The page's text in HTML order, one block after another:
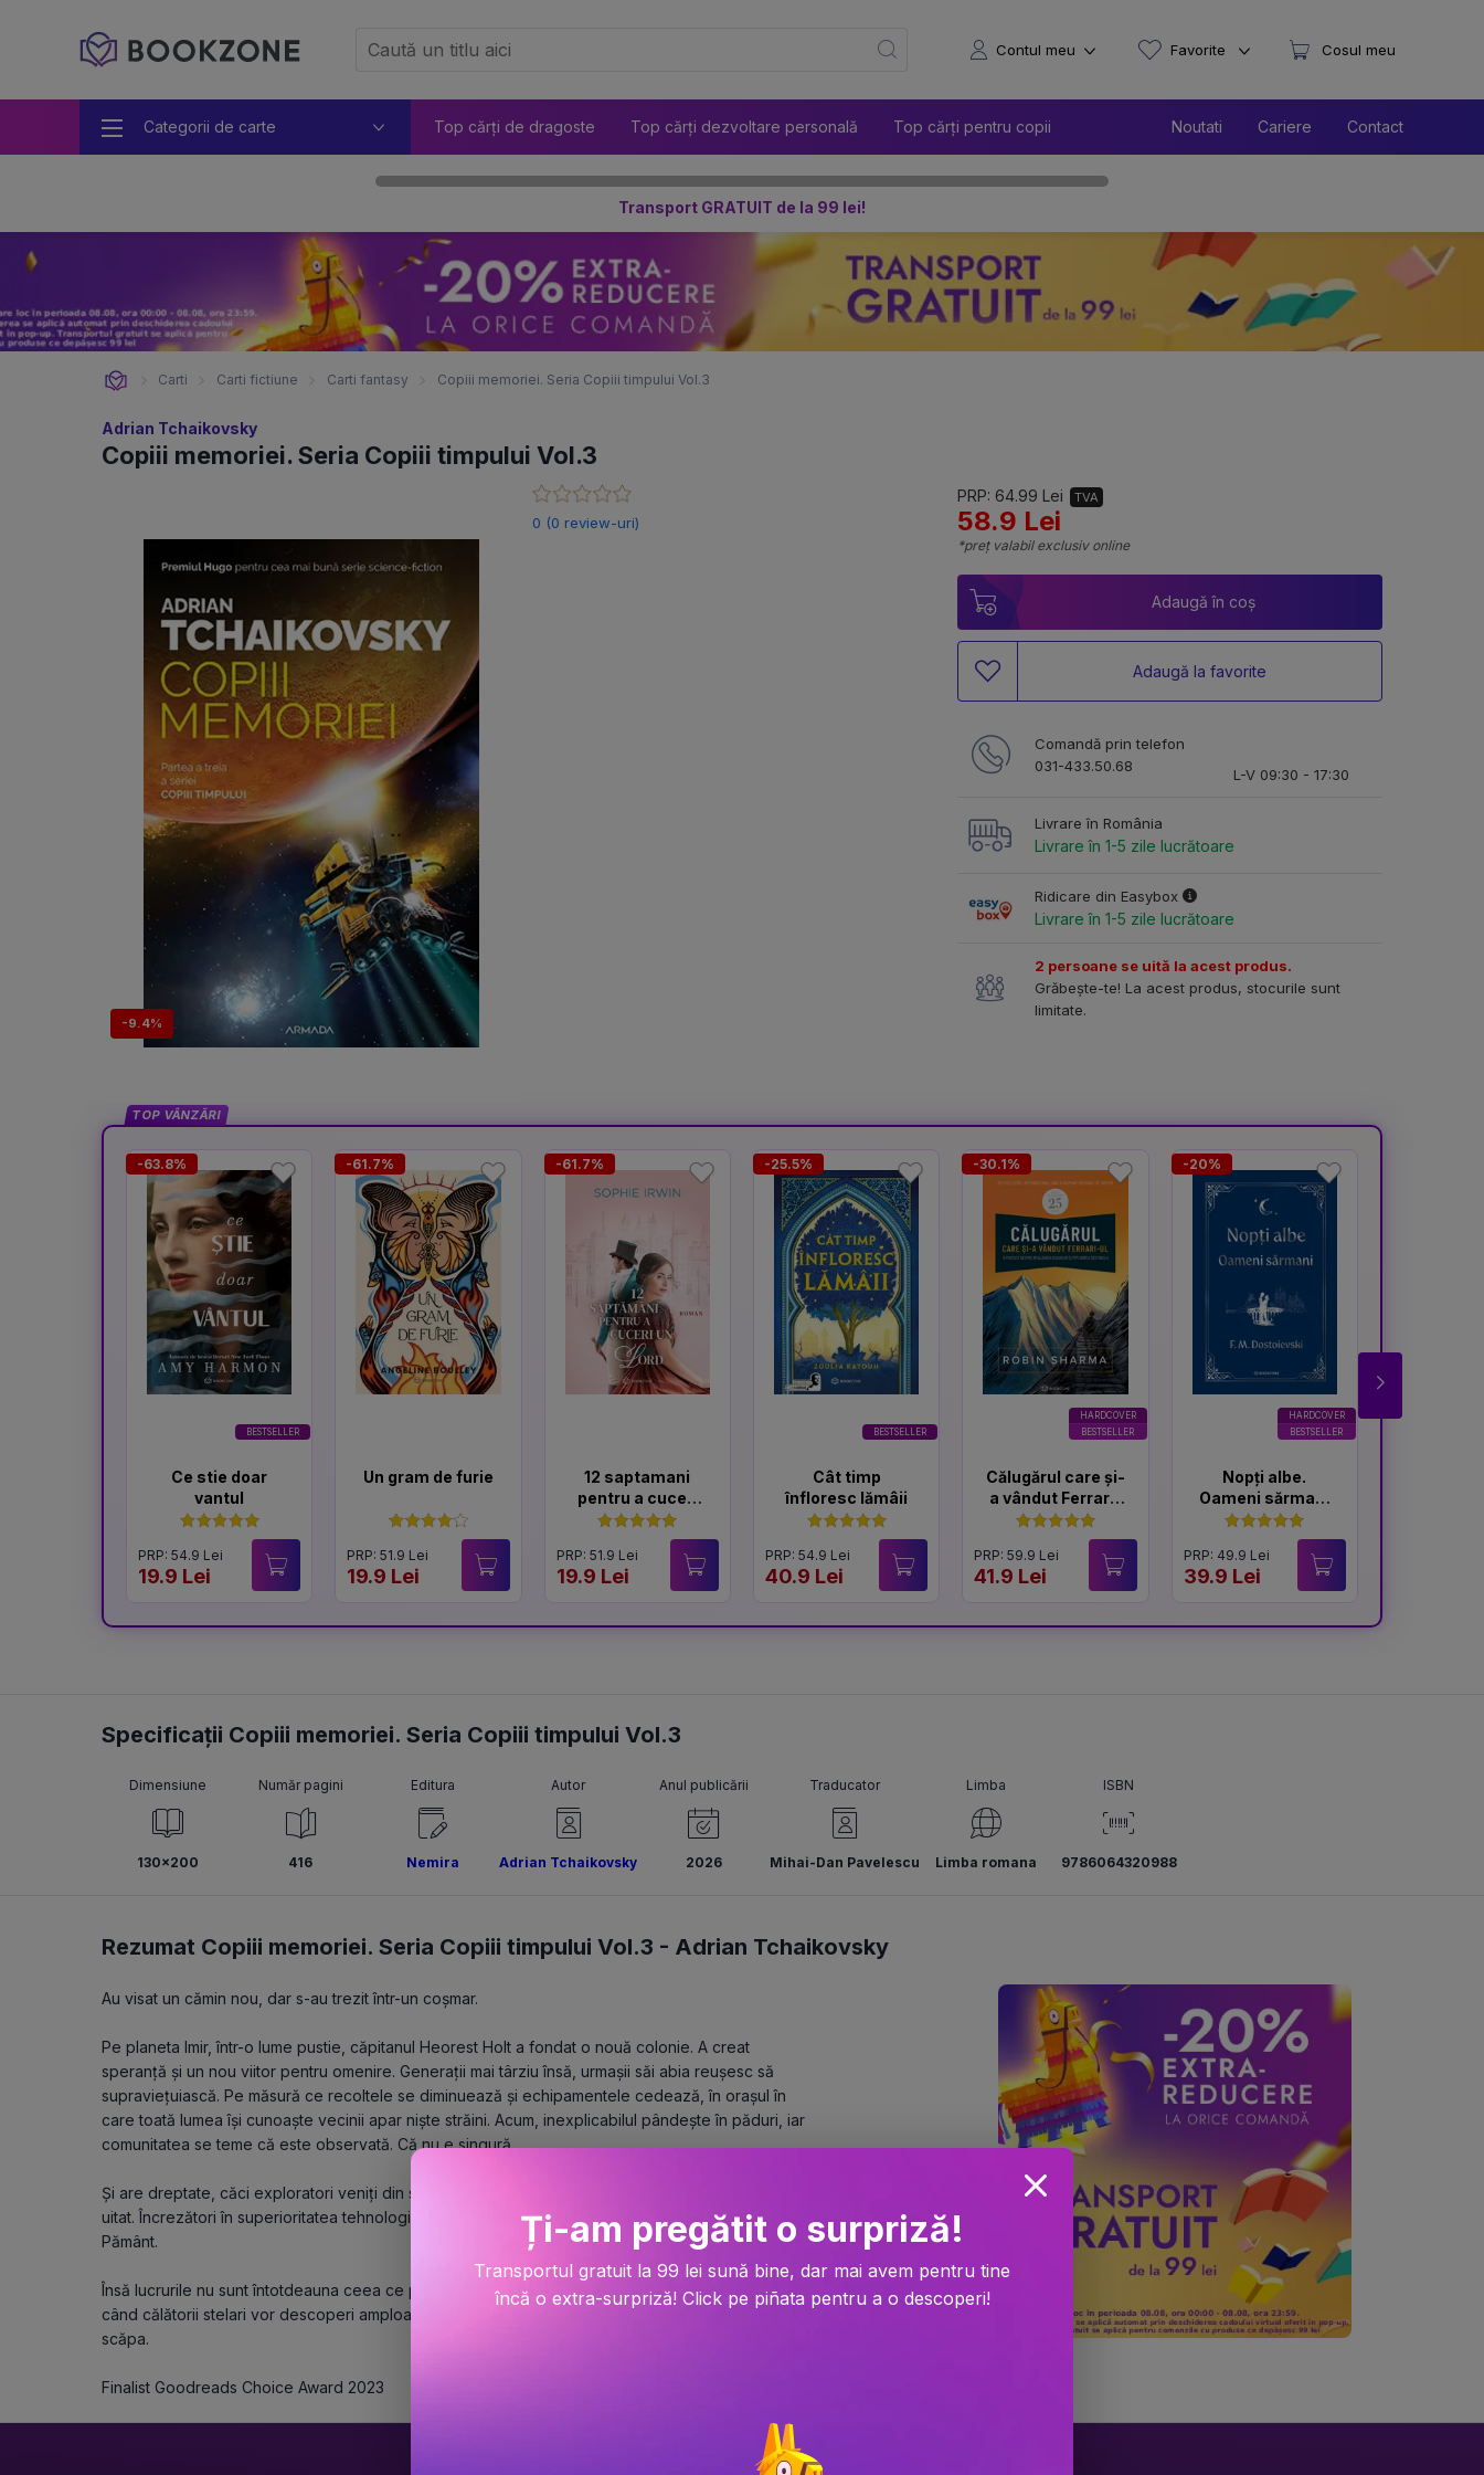
Categorii de carte Top cărți de dragoste Top cărți dezvoltare personală Top cărți pentru copii Noutati Cariere Contact
Contul meu Favorite Cosul meu
Transport GRATUIT de la 99 lei!
Carti Carti fictiune Carti fantasy Copiii memoriei. Seria Copiii timpului Vol.3
Adrian Tchaikovsky
Copiii memoriei. Seria Copiii timpului Vol.3
-9.4%
0 (0 review-uri)
PRP: 64.99 Lei TVA
58.9 Lei
*preț valabil exclusiv online
Adaugă în coș
Adaugă la favorite
Comandă prin telefon
031-433.50.68
L-V 09:30 - 17:30
Livrare în România
Livrare în 1-5 zile lucrătoare
Ridicare din Easybox
Livrare în 1-5 zile lucrătoare
2 persoane se uită la acest produs.
Grăbește-te! La acest produs, stocurile sunt
limitate.
TOP VÂNZĂRI
BESTSELLER
-63.8%
Ce stie doar
vantul
PRP: 54.9 Lei
19.9 Lei
-61.7%
Un gram de furie
PRP: 51.9 Lei
19.9 Lei
-61.7%
12 saptamani
pentru a cuceri
un Lord
PRP: 51.9 Lei
19.9 Lei
BESTSELLER
-25.5%
Cât timp
înfloresc lămâii
PRP: 54.9 Lei
40.9 Lei
HARDCOVER
BESTSELLER
-30.1%
Călugărul care și-
a vândut Ferrari-
ul
PRP: 59.9 Lei
41.9 Lei
HARDCOVER
BESTSELLER
-20%
Nopți albe.
Oameni sărmani
- ediție
Hardcover 2025
PRP: 49.9 Lei
39.9 Lei
Specificații Copiii memoriei. Seria Copiii timpului Vol.3
Dimensiune
130x200
Număr pagini
416
Editura
Nemira
Autor
Adrian Tchaikovsky
Anul publicării
2026
Traducator
Mihai-Dan Pavelescu
Limba
Limba romana
ISBN
9786064320988
Rezumat Copiii memoriei. Seria Copiii timpului Vol.3 - Adrian Tchaikovsky
Au visat un cămin nou, dar s-au trezit într-un coșmar.
Pe planeta Imir, într-o lume pustie, căpitanul Heorest Holt a fondat o nouă colonie. A creat
speranță și un nou viitor pentru omenire. Generații mai târziu însă, urmașii săi abia reușesc să
supraviețuiască. Pe măsură ce recoltele se diminuează și echipamentele cedează, în orașul în
care toată lumea își cunoaște vecinii apar niște străini. Acum, inexplicabilul pândește în păduri, iar
comunitatea se teme că este observată. Că nu e singură.
Și are dreptate, căci exploratori veniți din stele au sosit în secret pentru a ajuta acest avanpost
uitat. Încrezători în superioritatea tehnologiei lor, ei încep să-și studieze verii îndepărtați de pe
Pământ.
Însă lucrurile nu sunt întotdeauna ceea ce par, iar planeta ascunde mistere mult mai adânci. Iar
când călătorii stelari vor descoperi amploarea greșelii lor, va fi deja mult prea târziu pentru a mai
scăpa.
Finalist Goodreads Choice Award 2023
Ți-am pregătit o surpriză!
Transportul gratuit la 99 lei sună bine, dar mai avem pentru tine
încă o extra-surpriză! Click pe piñata pentru a o descoperi!